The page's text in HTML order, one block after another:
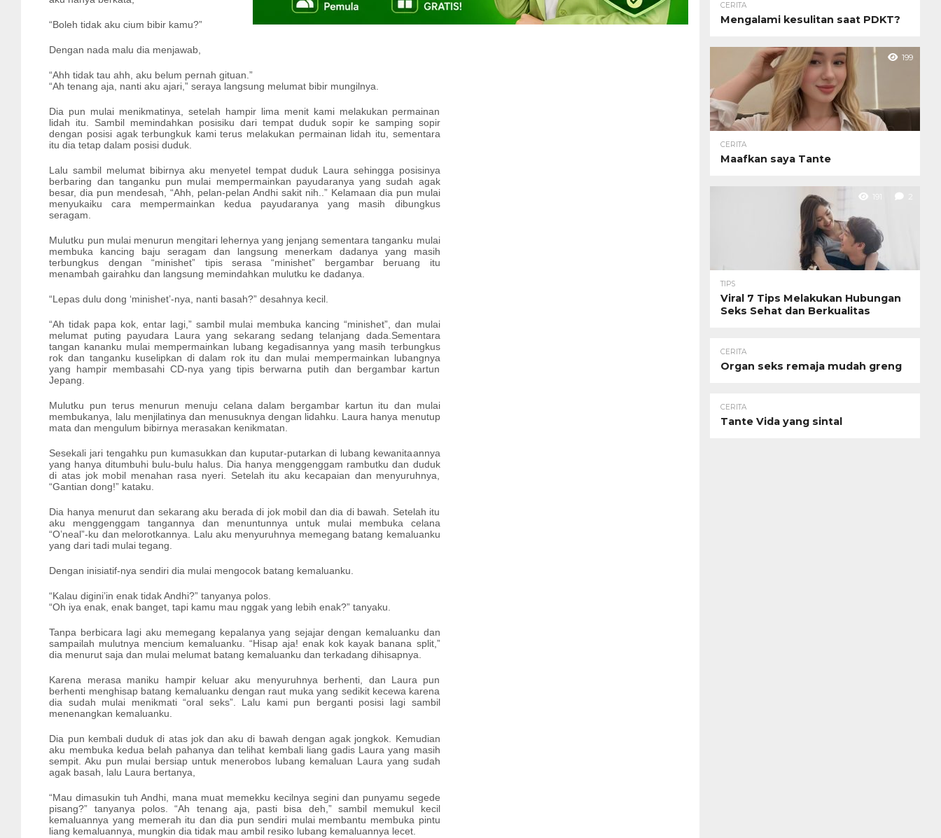
“Boleh tidak aku cium bibir kamu?”
Dengan nada malu dia menjawab,
“Ahh tidak tau ahh, aku belum pernah gituan.”
“Ah tenang aja, nanti aku ajari,” seraya langsung melumat bibir mungilnya.
Dia pun mulai menikmatinya, setelah hampir lima menit kami melakukan permainan
lidah itu. Sambil memindahkan posisiku dari tempat duduk sopir ke samping sopir
dengan posisi agak terbungkuk kami terus melakukan permainan lidah itu, sementara
itu dia tetap dalam posisi duduk.
Lalu sambil melumat bibirnya aku menyetel tempat duduk Laura sehingga posisinya
berbaring dan tanganku pun mulai mempermainkan payudaranya yang sudah agak
besar, dia pun mendesah, “Ahh, pelan-pelan Andhi sakit nih..” Kelamaan dia pun mulai
menyukaiku cara mempermainkan kedua payudaranya yang masih dibungkus
seragam.
Mulutku pun mulai menurun mengitari lehernya yang jenjang sementara tanganku mulai
membuka kancing baju seragam dan langsung menerkam dadanya yang masih
terbungkus dengan “minishet” tipis serasa “minishet” bergambar beruang itu
menambah gairahku dan langsung memindahkan mulutku ke dadanya.
“Lepas dulu dong ‘minishet’-nya, nanti basah?” desahnya kecil.
“Ah tidak papa kok, entar lagi,” sambil mulai membuka kancing “minishet”, dan mulai
melumat puting payudara Laura yang sekarang sedang telanjang dada.Sementara
tangan kananku mulai mempermainkan lubang kegadisannya yang masih terbungkus
rok dan tanganku kuselipkan di dalam rok itu dan mulai mempermainkan lubangnya
yang hampir membasahi CD-nya yang tipis berwarna putih dan bergambar kartun
Jepang.
Mulutku pun terus menurun menuju celana dalam bergambar kartun itu dan mulai
membukanya, lalu menjilatinya dan menusuknya dengan lidahku. Laura hanya menutup
mata dan mengulum bibirnya merasakan kenikmatan.
Sesekali jari tengahku pun kumasukkan dan kuputar-putarkan di lubang kewanitaannya
yang hanya ditumbuhi bulu-bulu halus. Dia hanya menggenggam rambutku dan duduk
di atas jok mobil menahan rasa nyeri. Setelah itu aku kecapaian dan menyuruhnya,
“Gantian dong!” kataku.
Dia hanya menurut dan sekarang aku berada di jok mobil dan dia di bawah. Setelah itu
aku menggenggam tangannya dan menuntunnya untuk mulai membuka celana
“O’neal”-ku dan melorotkannya. Lalu aku menyuruhnya memegang batang kemaluanku
yang dari tadi mulai tegang.
Dengan inisiatif-nya sendiri dia mulai mengocok batang kemaluanku.
“Kalau digini’in enak tidak Andhi?” tanyanya polos.
“Oh iya enak, enak banget, tapi kamu mau nggak yang lebih enak?” tanyaku.
Tanpa berbicara lagi aku memegang kepalanya yang sejajar dengan kemaluanku dan
sampailah mulutnya mencium kemaluanku. “Hisap aja! enak kok kayak banana split,”
dia menurut saja dan mulai melumat batang kemaluanku dan terkadang dihisapnya.
Karena merasa maniku hampir keluar aku menyuruhnya berhenti, dan Laura pun
berhenti menghisap batang kemaluanku dengan raut muka yang sedikit kecewa karena
dia sudah mulai menikmati “oral seks”. Lalu kami pun berganti posisi lagi sambil
menenangkan kemaluanku.
Dia pun kembali duduk di atas jok dan aku di bawah dengan agak jongkok. Kemudian
aku membuka kedua belah pahanya dan telihat kembali liang gadis Laura yang masih
sempit. Aku pun mulai bersiap untuk menerobos lubang kemaluan Laura yang sudah
agak basah, lalu Laura bertanya,
“Mau dimasukin tuh Andhi, mana muat memekku kecilnya segini dan punyamu segede
pisang?” tanyanya polos. “Ah tenang aja, pasti bisa deh,” sambil memukul kecil
kemaluannya yang memerah itu dan dia pun sendiri mulai membantu membuka pintu
liang kemaluannya, mungkin dia tidak mau ambil resiko lubang kemaluannya lecet.
CERITA
Mengalami kesulitan saat PDKT?
199
CERITA
Maafkan saya Tante
191 2
TIPS
Viral 7 Tips Melakukan Hubungan
Seks Sehat dan Berkualitas
CERITA
Organ seks remaja mudah greng
CERITA
Tante Vida yang sintal